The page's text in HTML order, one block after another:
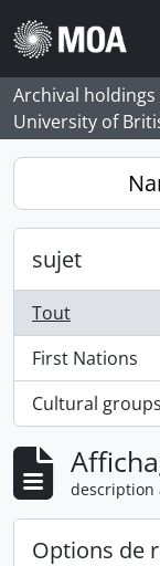
Skip to main content
Archival
University of
sujet
Tout
First Nations
, 1 résultats
Cultural groups
, 1 résultats
description
Options de